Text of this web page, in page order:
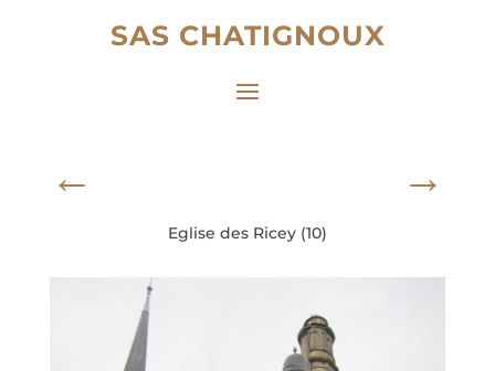
SAS CHATIGNOUX
← →
Eglise des Ricey (10)